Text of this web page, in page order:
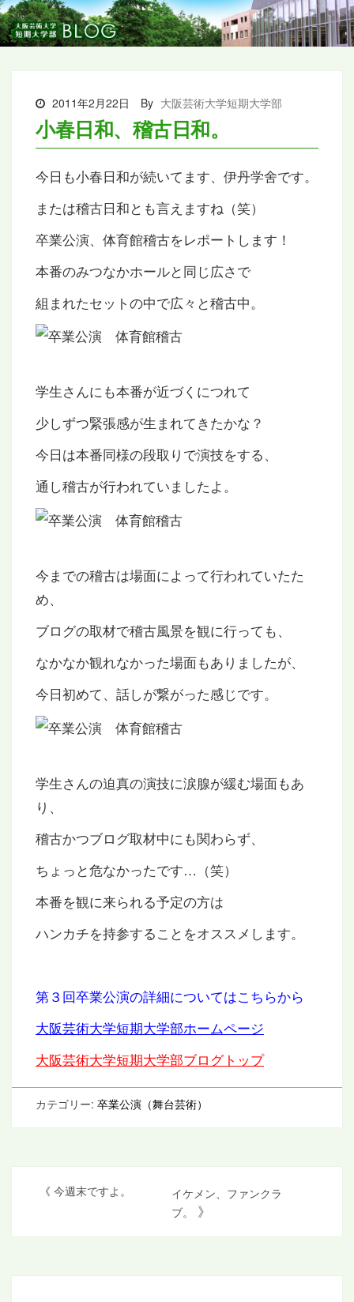
2011年2月22日 By 大阪芸術大学短期大学部
小春日和、稽古日和。
今日も小春日和が続いてます、伊丹学舍です。
または稽古日和とも言えますね（笑）
卒業公演、体育館稽古をレポートします！
本番のみつなかホールと同じ広さで
組まれたセットの中で広々と稽古中。
学生さんにも本番が近づくにつれて
少しずつ緊張感が生まれてきたかな？
今日は本番同様の段取りで演技をする、
通し稽古が行われていましたよ。
今までの稽古は場面によって行われていたた
め、
ブログの取材で稽古風景を観に行っても、
なかなか観れなかった場面もありましたが、
今日初めて、話しが繋がった感じです。
学生さんの迫真の演技に涙腺が緩む場面もあ
り、
稽古かつブログ取材中にも関わらず、
ちょっと危なかったです…（笑）
本番を観に来られる予定の方は
ハンカチを持参することをオススメします。
第３回卒業公演の詳細についてはこちらから
大阪芸術大学短期大学部ホームページ
大阪芸術大学短期大学部ブログトップ
カテゴリー: 卒業公演（舞台芸術）
《 今週末ですよ。
イケメン、ファンクラ
ブ。
》